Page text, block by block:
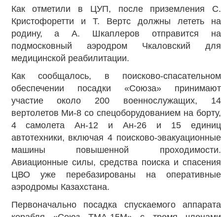
Как отметили в ЦУП, после приземления С.
Кристофоретти и Т. Вертс должны лететь на
родину, а А. Шкаплеров отправится на
подмосковный аэродром Чкаловский для
медицинской реабилитации.
Как сообщалось, в поисково-спасательном
обеспечении посадки «Союза» принимают
участие около 200 военнослужащих, 14
вертолетов Ми-8 со спецоборудованием на борту,
4 самолета Ан-12 и Ан-26 и 15 единиц
автотехники, включая 4 поисково-эвакуационные
машины повышенной проходимости.
Авиационные силы, средства поиска и спасения
ЦВО уже перебазированы на оперативные
аэродромы Казахстана.
Первоначально посадка спускаемого аппарата